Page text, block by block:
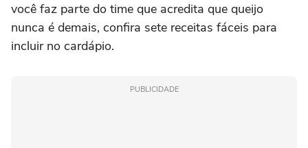
você faz parte do time que acredita que queijo
nunca é demais, confira sete receitas fáceis para
incluir no cardápio.
PUBLICIDADE